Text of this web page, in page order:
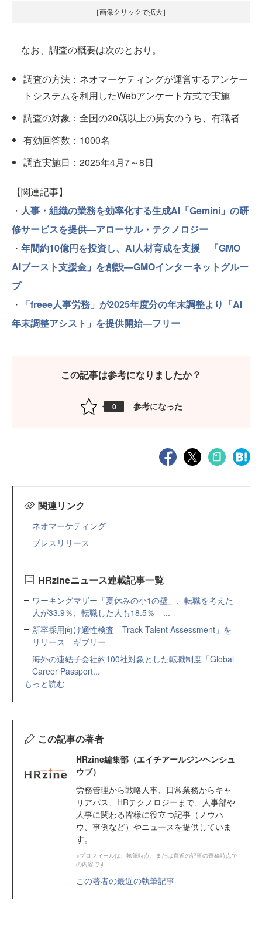
［画像クリックで拡大］
なお、調査の概要は次のとおり。
調査の方法：ネオマーケティングが運営するアンケー
トシステムを利用したWebアンケート方式で実施
調査の対象：全国の20歳以上の男女のうち、有職者
有効回答数：1000名
調査実施日：2025年4月7～8日
【関連記事】
・ 人事・組織の業務を効率化する生成AI「Gemini」の研
修サービスを提供—アローサル・テクノロジー
・ 年間約10億円を投資し、AI人材育成を支援 「GMO
AIブースト支援金」を創設—GMOインターネットグルー
プ
・
「freee人事労務」が2025年度分の年末調整より「AI
年末調整アシスト」を提供開始—フリー
この記事は参考になりましたか？
0 参考になった
関連リンク
ネオマーケティング
プレスリリース
HRzineニュース連載記事一覧
ワーキングマザー「夏休みの小1の壁」、転職を考えた
人が33.9％、転職した人も18.5％—...
新卒採用向け適性検査「Track Talent Assessment」を
リリース—ギブリー
海外の連結子会社約100社対象とした転職制度「Global
Career Passport...
もっと読む
この記事の著者
HRzine編集部（エイチアールジンヘンシュ
ウブ）
労務管理から戦略人事、日常業務からキャ
リアパス、HRテクノロジーまで、人事部や
人事に関わる皆様に役立つ記事（ノウハ
ウ、事例など）やニュースを提供していま
す。
※プロフィールは、執筆時点、または直近の記事の寄稿時点で
の内容です
この著者の最近の執筆記事